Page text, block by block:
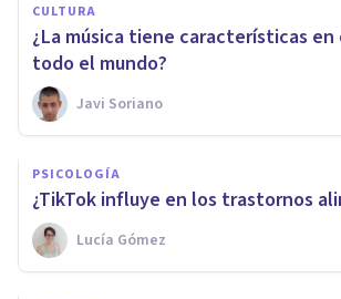
CULTURA
¿La música tiene características en
todo el mundo?
Javi Soriano
PSICOLOGÍA
¿TikTok influye en los trastornos
Lucía Gómez